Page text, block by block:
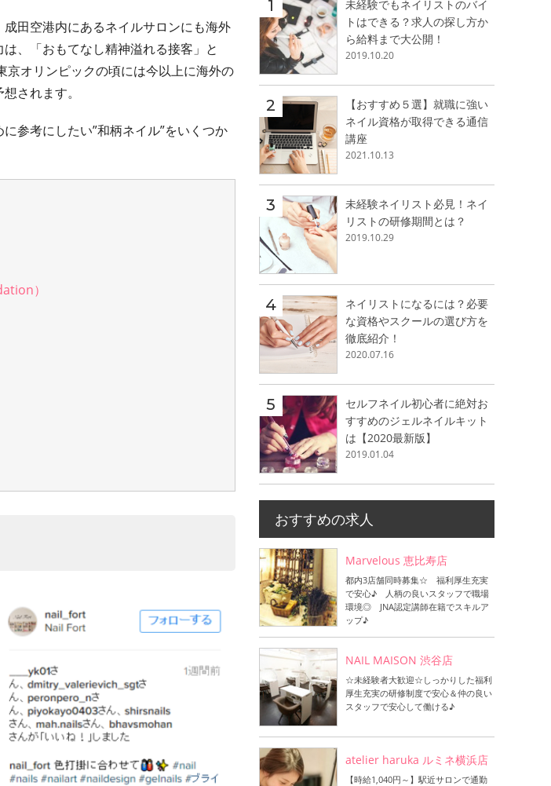
田空港内にあるネイルサロンにも海外
、「おもてなし精神溢れる接客」と
京オリンピックの頃には今以上に海外の
されます。
参考にしたい”和柄ネイル”をいくつか
）
未経験でもネイリストのバイ
トはできる？求人の探し方か
ら給料まで大公開！
2019.10.20
【おすすめ５選】就職に強い
ネイル資格が取得できる通信
講座
2021.10.13
未経験ネイリスト必見！ネイ
リストの研修期間とは？
2019.10.29
ネイリストになるには？必要
な資格やスクールの選び方を
徹底紹介！
2020.07.16
セルフネイル初心者に絶対お
すすめのジェルネイルキット
は【2020最新版】
2019.01.04
おすすめの求人
Marvelous 恵比寿店
都内3店舗同時募集☆ 福利厚生充実
で安心♪ 人柄の良いスタッフで職場
環境◎ JNA認定講師在籍でスキルア
ップ♪
NAIL MAISON 渋谷店
☆未経験者大歓迎☆しっかりした福利
厚生充実の研修制度で安心＆仲の良い
スタッフで安心して働ける♪
atelier haruka ルミネ横浜店
【時給1,040円～】駅近サロンで通勤